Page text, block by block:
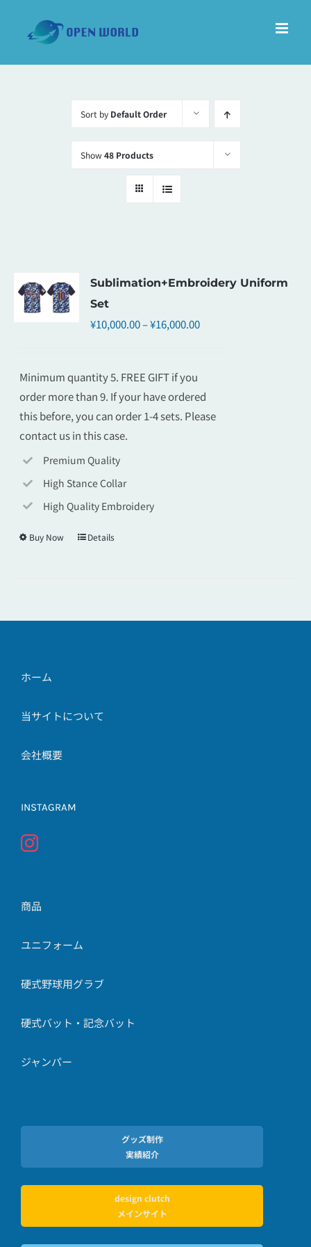
Sort by Default Order
Show48 Products
Sublimation+Embroidery Uniform
Set
¥10,000.00–¥16,000.00
Minimum quantity 5. FREE GIFT if you
order more than 9. If your have ordered
this before, you can order 1-4 sets. Please
contact us in this case.
Premium Quality
High Stance Collar
High Quality Embroidery
Buy Now Details
ホーム
当サイトについて
会社概要
INSTAGRAM
商品
ユニフォーム
硬式野球用グラブ
硬式バット・記念バット
ジャンパー
グッズ制作
実績紹介
design clutch
メインサイト